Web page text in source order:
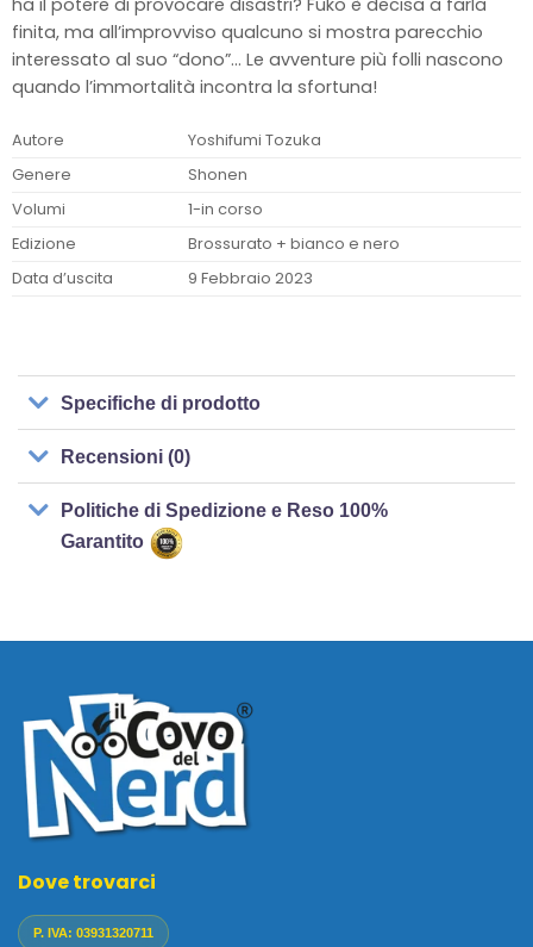
ha il potere di provocare disastri? Fuko è decisa a farla
finita, ma all’improvviso qualcuno si mostra parecchio
interessato al suo “dono”… Le avventure più folli nascono
quando l’immortalità incontra la sfortuna!
Autore
Yoshifumi Tozuka
Genere
Shonen
Volumi
1-in corso
Edizione
Brossurato + bianco e nero
Data d’uscita
9 Febbraio 2023
Specifiche di prodotto
Recensioni (0)
Politiche di Spedizione e Reso 100%
Garantito
Dove trovarci
P. IVA: 03931320711